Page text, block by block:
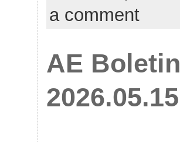
a comment
AE
2026.05.15